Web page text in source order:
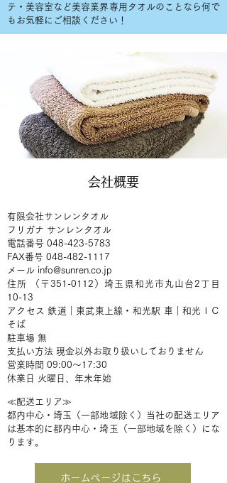
テ・美容室など美容業界専用タオルのことなら何で
もお気軽にご相談ください！
会社概要
有限会社サンレンタオル
フリガナ サンレンタオル
電話番号 048-423-5783
FAX番号 048-482-1117
​​メール info@sunren.co.jp
住所 （〒351-0112）埼玉県和光市丸山台2丁目
10-13
アクセス 鉄道｜東武東上線・和光駅 車｜和光ＩＣ
そば
駐車場 無
支払い方法 現金以外お取り扱いしておりません
営業時間 09:00～17:30
休業日 火曜日、年末年始
≪配送エリア≫
都内中心・埼玉（一部地域除く）当社の配送エリア
は基本的に都内中心・埼玉（一部地域を除く）にな
ります。
ホームページはこちら